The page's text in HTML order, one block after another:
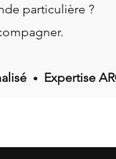
particulière ?
• Expertise